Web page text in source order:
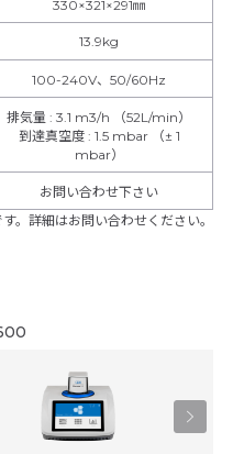
330×321×291㎜
13.9kg
100-240V、50/60Hz
排気量:3.1 m3/h （52L/min）
到達真空度 : 1.5 mbar （± 1
mbar）
お問い合わせ下さい
。詳細はお問い合わせください。